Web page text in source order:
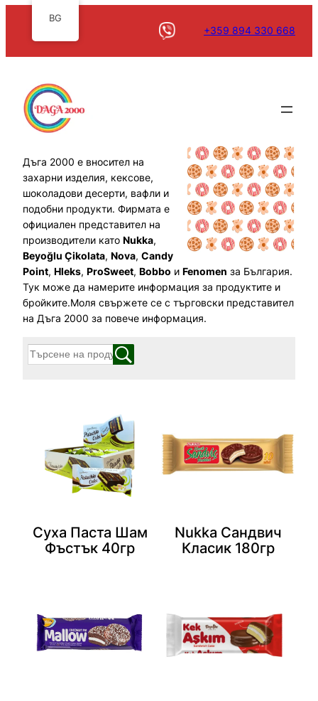
+359 894 330 668
Дъга 2000 е вносител на
захарни изделия, кексове,
шоколадови десерти, вафли и
подобни продукти. Фирмата е
официален представител на
производители като Nukka,
Beyoğlu Çikolata, Nova, Candy
Point, Hleks, ProSweet, Bobbo и Fenomen за България.
Тук може да намерите информация за продуктите и
бройките.Моля свържете се с търговски представител
на Дъга 2000 за повече информация.
Суха Паста Шам
Фъстък 40гр
Nukka Сандвич
Класик 180гр
BG